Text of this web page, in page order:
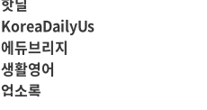
KoreaDailyUs
에듀브리지
생활영어
업소록